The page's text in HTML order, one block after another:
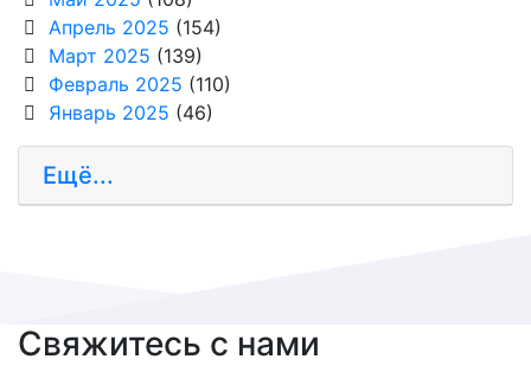
Апрель 2025 (154)
Март 2025 (139)
Февраль 2025 (110)
Январь 2025 (46)
Ещё...
Свяжитесь с нами